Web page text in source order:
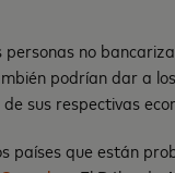
no
podrían dar a
sus respectivas
países que están